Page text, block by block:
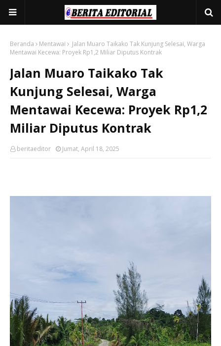
Beranda Mentawai
Jalan Muaro Taikako Tak Kunjung Selesai, Warga
Mentawai Kecewa: Proyek Rp1,2 Miliar Diputus Kontrak
Jalan Muaro Taikako Tak
Kunjung Selesai, Warga
Mentawai Kecewa: Proyek Rp1,2
Miliar Diputus Kontrak
beritaeditor Jumat, April 18, 2025